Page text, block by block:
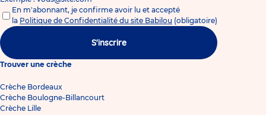
En m'abonnant, je confirme avoir lu et accepté
la Politique de Confidentialité du site Babilou (obligatoire)
S'inscrire
Trouver une crèche
Crèche Bordeaux
Crèche Boulogne-Billancourt
Crèche Lille